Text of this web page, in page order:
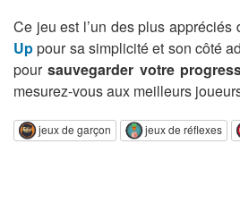
Ce jeu est l’un des plus appréciés
Uppour sa simplicité et son côté
poursauvegarder votre
mesurez-vous aux meilleurs
jeux de garçon jeux de réflexes